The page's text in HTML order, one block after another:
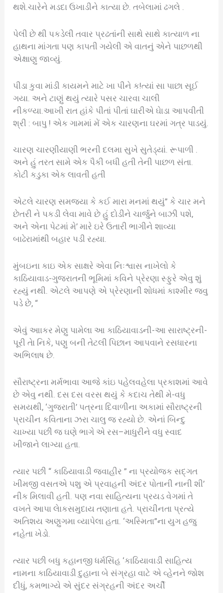
થશે.ચારેને મડદા ઉખાડીને કાત્યા છે. તબેલામાં ઢગલે .
પેલી છે થી પકડેલી તવાર પ્રઢતાંની સાથે સાથે કાત્યાળ ના
હાથના માંગતા પણ કાપતી ગયેલી એ વાતનું એને પાછળથી
એક્ષાણુ જાવ્યું.
પીડા કુવા માંડી કાયમને માટે ખા પીને ક!ત્યાં સા પાછા સૂઈ
ગયા. અને ટાણું થયું ત્યારે પસર ચારવા ચાલી
નીકળ્યા.આખી રાત હાંકે પીતાં પીતાં ઘારીએ ઘેાડા આપવીતી
શ્રી : બાપુ ! એક ગામમાં મેં એક ચારણના ઘરમાં ગત્ર પાડયું.
ચારણ ચારણીયાણી ભરની દલમા સુખે સુતેડ્યાં. રૂપાળી .
અને હું તરત સામે એક પૈકી બધી હતી તેની પાછળ સંતા.
કોટી કડુકા એક લાવતી હતી
એટલે ચારણ સમજ્યા કે કઈ મારા મનમાં થયું” કે ચાર મને
છેતરી ને પકડી લેવા માવે છે હું દોડીને ચાર્જુને બાઝી પશે,
અને એના પેટમાં મે’ મારે ઇરે ઉતારી ભાગીને શાવ્યા
બાઢેરામાંથી બહાર પડી રહ્યા.
મુંબઇના કાઇ એક સાક્ષરે એવા નિઃશ્વાસ નાખેલો કે
કાઠિયાવાડ-ગુજરાતની ભૂમિમાં કવિને પ્રેરણા સ્ફુરે એવુ શું
રહ્યું નથી. એટલે આપણે એ પ્રેરણાની શોધમાં કાશ્મીર જવુ
પડે છે, “
એવું આાકર મેણુ પામેલા આ કાઠિયાવાડની-આ સારાષ્ટ્રની-
પૂરી તેા નિકે, પણુ બની તેટલી પિછાન આપવાને રસધારના
અભિલાષ છે.
સૌરાષ્ટ્રના મર્મભાવા આજે કાંઇ પહેલવહેલા પ્રકાશમાં આવે
છે એવુ નથી. દસ દસ વરસ થયું કે કદાચ તેથી મે-વધુ
સમયથી, ‘ગુજરાતી’ પત્રના દિવાળીના અકામાં સૌરાષ્ટ્રની
પ્રાચીન કવિતાના ઝરા ચાલુ જ રહ્યો છે. એનાં બિન્દુ
ચાખ્યા પછી જ ઘણે ભાગે એ રસ–માધુરીને વધુ સ્વાદ
ખીજાને લાગ્યા હતા.
ત્યાર પછી “ કાઠિયાવાડી જવાહીર ” ના પ્રયોજક સદ્ગત
ખીમજી વસતએ પશુ એ પ્રવાહની અંદર પોતાની નાની શી’
નીક મિલાવી હતી. પણ નવા સાહિત્યના પ્રયડ વેગમાં તે
વખતે આપા લેાકસમુદાય તણાતા હતે. પ્રાચીનતા પ્રત્યે
અતિશય અણુગમા વ્યાપેલા હતા. ‘અસ્મિતા”ના યુગ હજુ
નહેતા ખેડો.
ત્યાર પછી બધુ કહાનજી ધર્મસિંહ ‘કાઠિયાવાડી સાહિત્ય
નામના કાઠિયાવાડી દુહાના બે સંગ્રહા વાટે એ વ્હેનને જોશ
દીધું, કમભાગ્યે એ સુંદર સંગ્રહની અંદર અર્ચી